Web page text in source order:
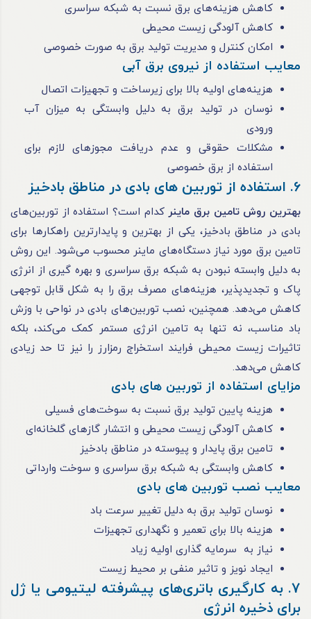
کاهش هزینه‌های برق نسبت به شبکه سراسری
کاهش آلودگی زیست ‌محیطی
امکان کنترل و مدیریت تولید برق به صورت خصوصی
معایب استفاده از نیروی برق آبی
هزینه‌های اولیه بالا برای زیرساخت و تجهیزات اتصال
نوسان در تولید برق به دلیل وابستگی به میزان آب
ورودی
مشکلات حقوقی و عدم دریافت مجوزهای لازم برای
استفاده از برق خصوصی
6. استفاده از توربین‌ های بادی در مناطق بادخیز
بهترین روش تامین برق ماینر کدام است؟ استفاده از توربین‌های
بادی در مناطق بادخیز، یکی از بهترین و پایدارترین راهکارها برای
تامین برق مورد نیاز دستگاه‌های ماینر محسوب می‌شود. این روش
به دلیل وابسته نبودن به شبکه برق سراسری و بهره‌ گیری از انرژی
پاک و تجدیدپذیر، هزینه‌های مصرف برق را به شکل قابل توجهی
کاهش می‌دهد. همچنین، نصب توربین‌های بادی در نواحی با وزش
باد مناسب، نه‌ تنها به تامین انرژی مستمر کمک می‌کند، بلکه
تاثیرات زیست ‌محیطی فرایند استخراج رمزارز را نیز تا حد زیادی
کاهش می‌دهد.
مزایای استفاده از توربین های بادی
هزینه پایین تولید برق نسبت به سوخت‌های فسیلی
کاهش آلودگی زیست ‌محیطی و انتشار گازهای گلخانه‌ای
تامین برق پایدار و پیوسته در مناطق بادخیز
کاهش وابستگی به شبکه برق سراسری و سوخت وارداتی
معایب نصب توربین های بادی
نوسان تولید برق به دلیل تغییر سرعت باد
هزینه بالا برای تعمیر و نگهداری تجهیزات
نیاز به سرمایه‌ گذاری اولیه زیاد
ایجاد نویز و تاثیر منفی بر محیط زیست
7. به ‌کارگیری باتری‌های پیشرفته لیتیومی یا ژل
برای ذخیره انرژی